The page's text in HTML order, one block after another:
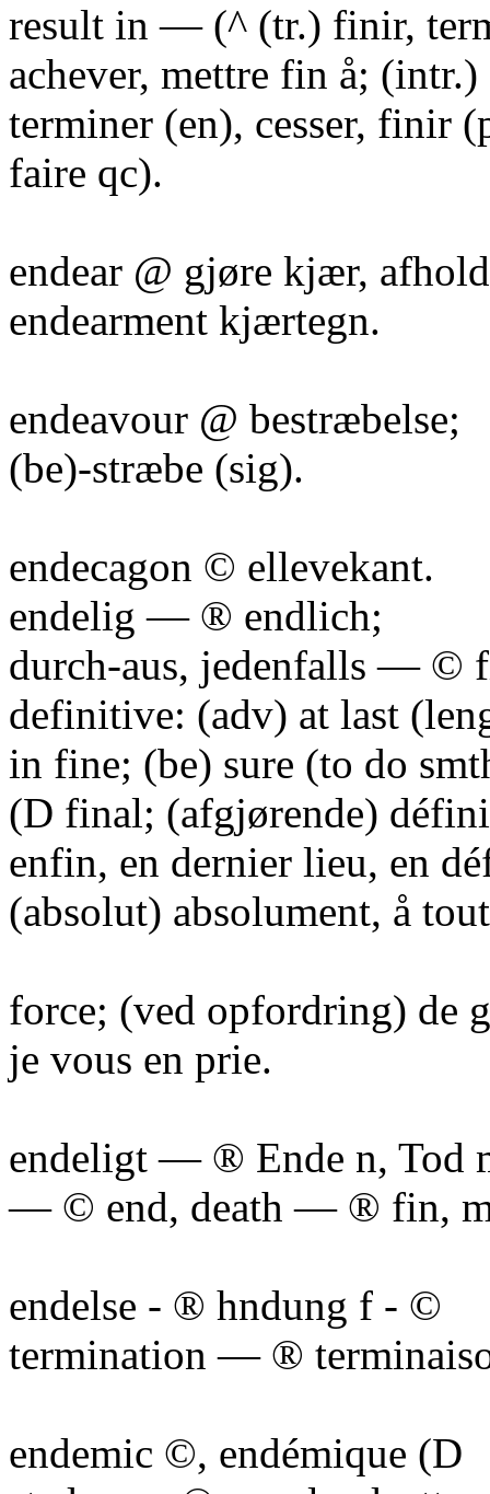
result in — (^ (tr.) finir,
achever, mettre fin å; (intr.)
terminer (en), cesser, finir
faire qc).
endear @ gjøre kjær,
endearment kjærtegn.
endeavour @ bestræbelse;
(be)-stræbe (sig).
endecagon © ellevekant.
endelig — ® endlich;
durch-aus, jedenfalls — ©
definitive: (adv) at last
in fine; (be) sure (to do
(D final; (afgjørende)
enfin, en dernier lieu, en
(absolut) absolument, å
force; (ved opfordring) de
je vous en prie.
endeligt — ® Ende n, Tod
— © end, death — ® fin,
endelse - ® hndung f - ©
termination — ®
endemic ©, endémique (D